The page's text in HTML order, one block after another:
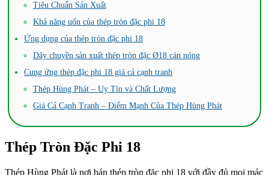
Tiêu Chuẩn Sản Xuất
Khả năng uốn của thép tròn đặc phi 18
Ứng dụng của thép tròn đặc phi 18
Dây chuyền sản xuất thép tròn đặc Ø18 cán nóng
Cung ứng thép đặc phi 18 giá cả cạnh tranh
Thép Hùng Phát – Uy Tín và Chất Lượng
Giá Cả Cạnh Tranh – Điểm Mạnh Của Thép Hùng Phát
Thép Tròn Đặc Phi 18
Thép Hùng Phát là nơi bán thép tròn đặc phi 18 với đầy đủ mọi mác